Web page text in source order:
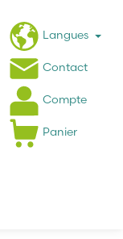
Langues
Contact
Compte
Panier